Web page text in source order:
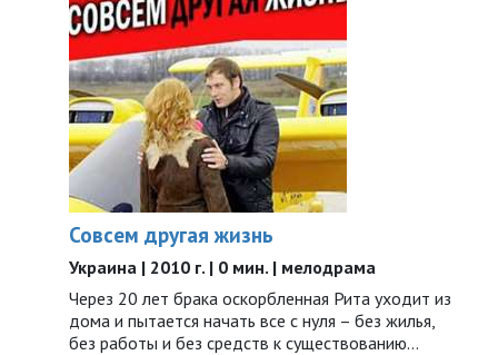
Совсем другая жизнь
Украина | 2010 г. | 0 мин. | мелодрама
Через 20 лет брака оскорбленная Рита уходит из
дома и пытается начать все с нуля – без жилья,
без работы и без средств к существованию...